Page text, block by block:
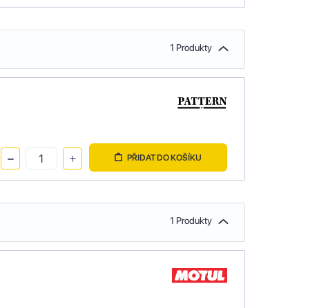
1 Produkty
PŘIDAT DO KOŠÍKU
1 Produkty